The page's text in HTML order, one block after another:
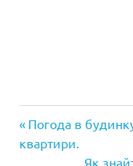
Навігація
Попередній
запис:
Погода в
квартири.
Як